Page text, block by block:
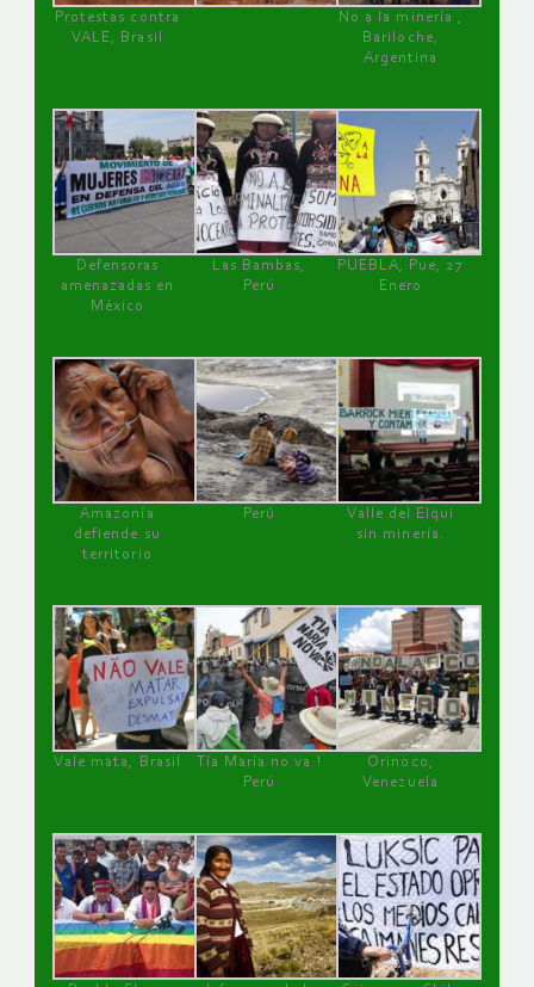
Protestas contra
VALE, Brasil
No a la minería ,
Bariloche,
Argentina
Defensoras
amenazadas en
México
Las Bambas,
Perú
PUEBLA, Pue, 27
Enero
Amazonía
defiende su
territorio
Perú
Valle del Elqui
sin minería.
Vale mata, Brasil
Tía María no va !
Perú
Orinoco,
Venezuela